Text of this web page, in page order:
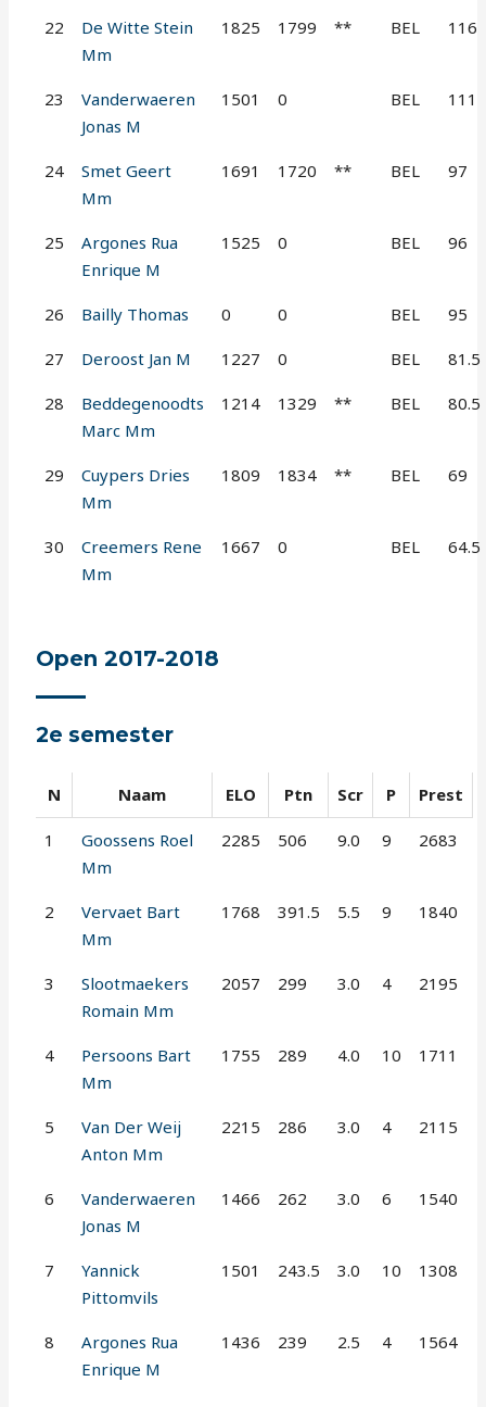
22
De Witte Stein
Mm
1825 1799 ** BEL 116
23
Vanderwaeren
Jonas M
1501 0 BEL 111
24
Smet Geert
Mm
1691 1720 ** BEL 97
25
Argones Rua
Enrique M
1525 0 BEL 96
26 Bailly Thomas 0 0 BEL 95
27 Deroost Jan M 1227 0 BEL 81.5
28
Beddegenoodts
Marc Mm
1214 1329 ** BEL 80.5
29
Cuypers Dries
Mm
1809 1834 ** BEL 69
30
Creemers Rene
Mm
1667 0 BEL 64.5
Open 2017-2018
2e semester
N Naam ELO Ptn Scr P Prest
1
Goossens Roel
Mm
2285 506 9.0 9 2683
2
Vervaet Bart
Mm
1768 391.5 5.5 9 1840
3
Slootmaekers
Romain Mm
2057 299 3.0 4 2195
4
Persoons Bart
Mm
1755 289 4.0 10 1711
5
Van Der Weij
Anton Mm
2215 286 3.0 4 2115
6
Vanderwaeren
Jonas M
1466 262 3.0 6 1540
7
Yannick
Pittomvils
1501 243.5 3.0 10 1308
8
Argones Rua
Enrique M
1436 239 2.5 4 1564